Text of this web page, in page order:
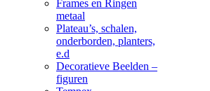
Frames en Ringen
metaal
Plateau’s, schalen,
onderborden, planters,
e.d
Decoratieve Beelden –
figuren